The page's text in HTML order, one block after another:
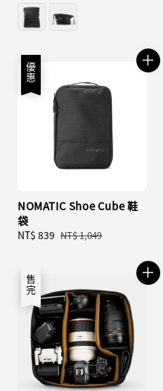
優惠
NOMATIC Shoe Cube 鞋
袋
Sale
NT$ 839 Regular
NT$ 1,049
售完